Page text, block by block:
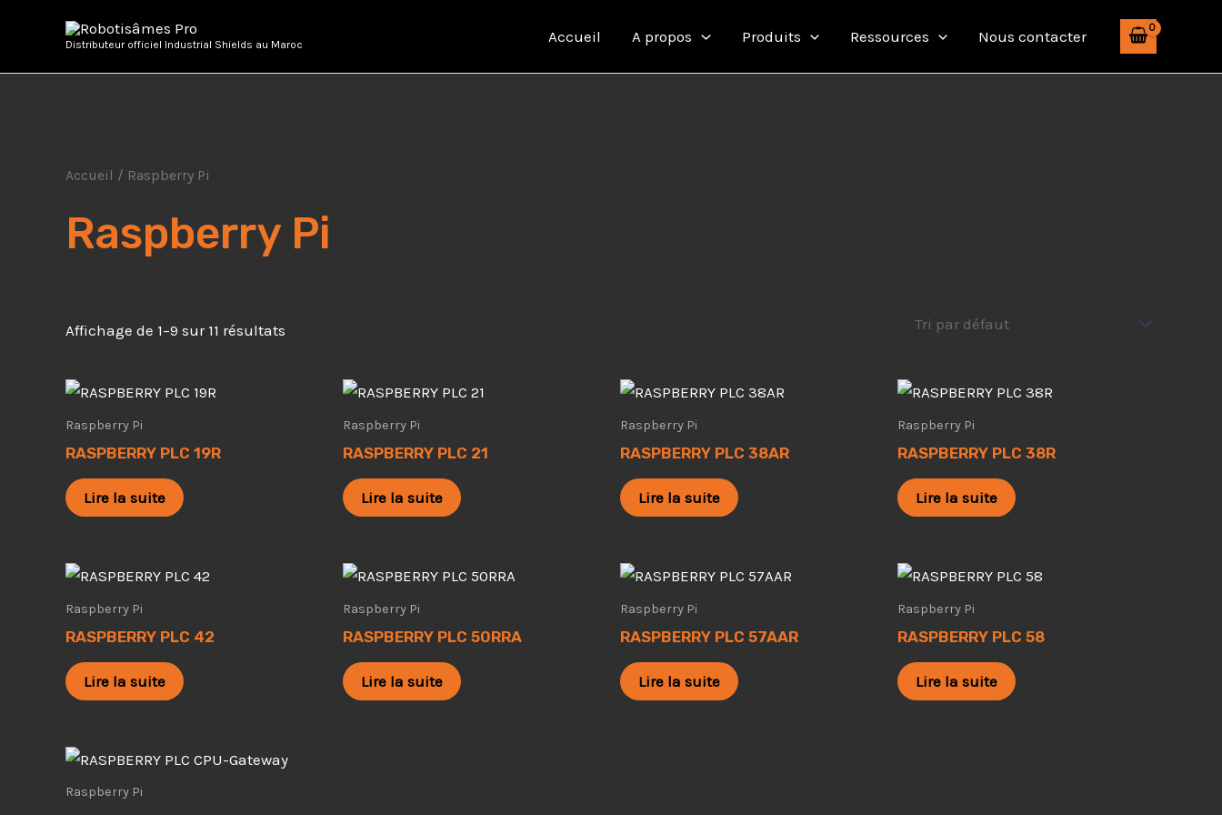
Distributeur officiel Industrial Shields au Maroc Accueil A propos Produits Ressources Nous contacter
Accueil / Raspberry Pi
Raspberry Pi
Affichage de 1–9 sur 11 résultats
Raspberry Pi
RASPBERRY PLC 19R
Lire la suite
Raspberry Pi
RASPBERRY PLC 21
Lire la suite
Raspberry Pi
RASPBERRY PLC 38AR
Lire la suite
Raspberry Pi
RASPBERRY PLC 38R
Lire la suite
Raspberry Pi
RASPBERRY PLC 42
Lire la suite
Raspberry Pi
RASPBERRY PLC 50RRA
Lire la suite
Raspberry Pi
RASPBERRY PLC 57AAR
Lire la suite
Raspberry Pi
RASPBERRY PLC 58
Lire la suite
Raspberry Pi